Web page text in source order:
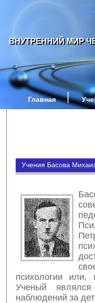
ВНУТРЕННИЙ МИР
Главная
Учения Басова
психологии
Ученый являлся
наблюдений за